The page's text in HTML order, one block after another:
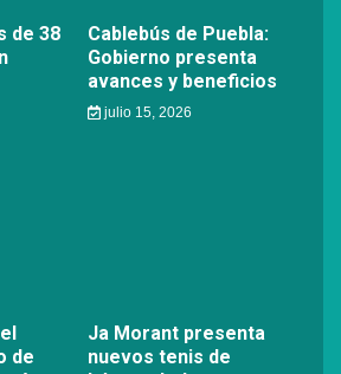
de 38
Cablebús de Puebla:
Gobierno presenta
avances y beneficios
julio 15, 2026
de
Ja Morant presenta
nuevos tenis de